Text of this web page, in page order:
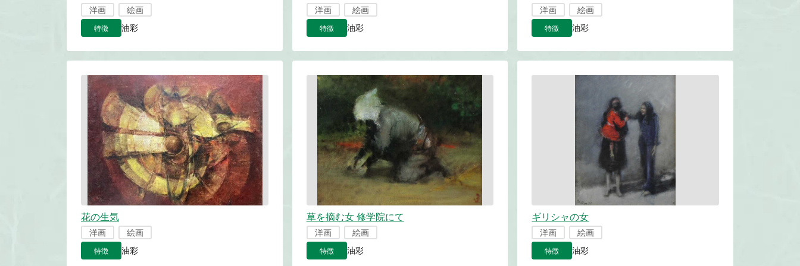
洋画 絵画
特徴 油彩
洋画 絵画
特徴 油彩
洋画 絵画
特徴 油彩
花の生気
洋画 絵画
特徴 油彩
草を摘む女 修学院にて
洋画 絵画
特徴 油彩
ギリシャの女
洋画 絵画
特徴 油彩